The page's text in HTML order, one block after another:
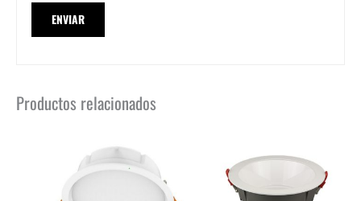
Productos relacionados